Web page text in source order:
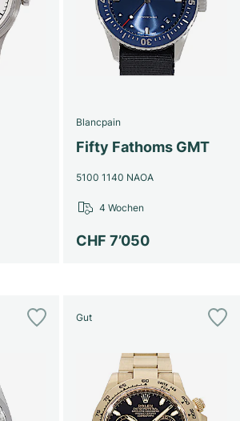
Blancpain
Fifty Fathoms GMT
5100 1140 NAOA
CHF 7’050
4 Wochen
Gut